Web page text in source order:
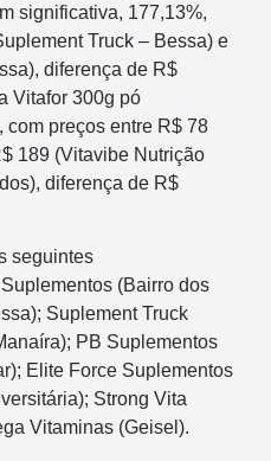
significativa, 177,13%,
Truck – Bessa) e
diferença de R$
Vitafor 300g pó
com preços entre R$ 78
189 (Vitavibe Nutrição
diferença de R$
seguintes
(Bairro dos
Suplement Truck
PB Suplementos
Elite Force Suplementos
Strong Vita
Vitaminas (Geisel).